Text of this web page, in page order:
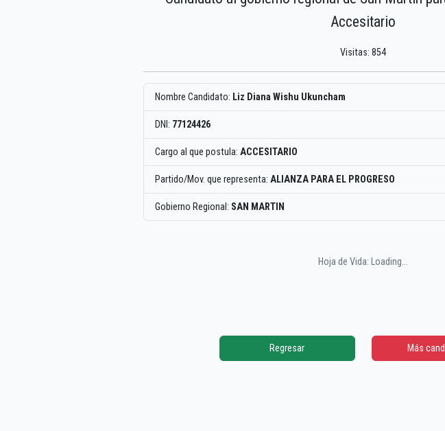
Accesitario
Visitas: 854
Nombre Candidato: Liz Diana Wishu Ukuncham
DNI: 77124426
Cargo al que postula: ACCESITARIO
Partido/Mov. que representa: ALIANZA PARA EL PROGRESO
Gobierno Regional: SAN MARTIN
Hoja de Vida: Loading...
Regresar Más